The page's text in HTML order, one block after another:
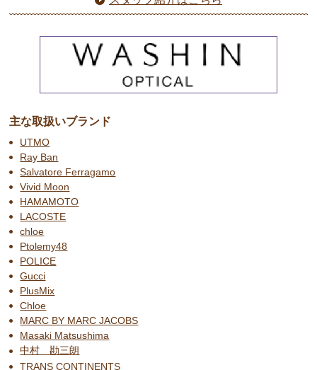
主な取扱いブランド
UTMO
Ray Ban
Salvatore Ferragamo
Vivid Moon
HAMAMOTO
LACOSTE
chloe
Ptolemy48
POLICE
Gucci
PlusMix
Chloe
MARC BY MARC JACOBS
Masaki Matsushima
中村 勘三朗
TRANS CONTINENTS